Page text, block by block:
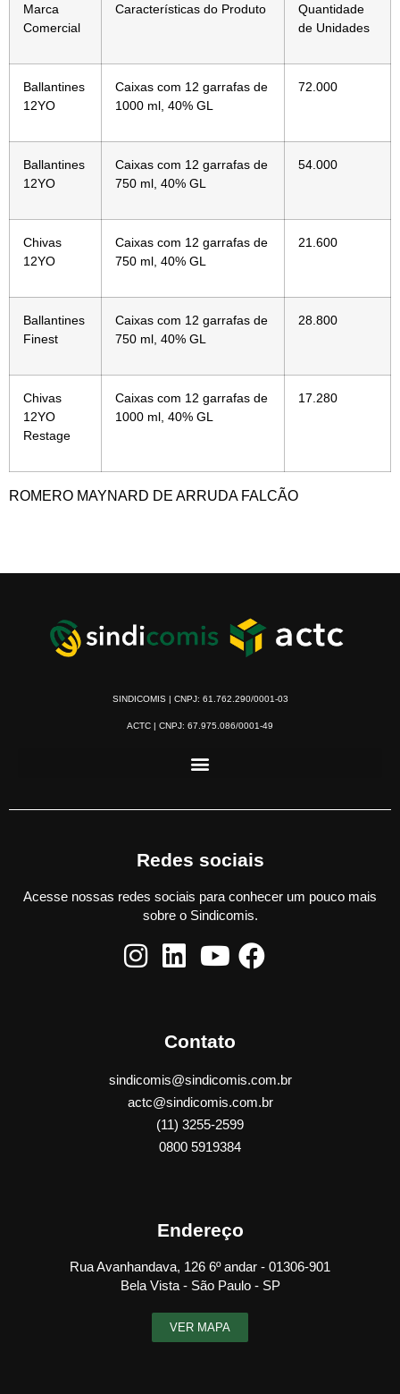
Marca
Comercial
Características do Produto
Quantidade
de Unidades
Ballantines
12YO
Caixas com 12 garrafas de
1000 ml, 40% GL
72.000
Ballantines
12YO
Caixas com 12 garrafas de
750 ml, 40% GL
54.000
Chivas
12YO
Caixas com 12 garrafas de
750 ml, 40% GL
21.600
Ballantines
Finest
Caixas com 12 garrafas de
750 ml, 40% GL
28.800
Chivas
12YO
Restage
Caixas com 12 garrafas de
1000 ml, 40% GL
17.280
ROMERO MAYNARD DE ARRUDA FALCÃO
SINDICOMIS | CNPJ: 61.762.290/0001-03
ACTC | CNPJ: 67.975.086/0001-49
Redes sociais
Acesse nossas redes sociais para conhecer um pouco mais
sobre o Sindicomis.
Contato
sindicomis@sindicomis.com.br
actc@sindicomis.com.br
(11) 3255-2599
0800 5919384
Endereço
Rua Avanhandava, 126 6º andar - 01306-901
Bela Vista - São Paulo - SP
VER MAPA